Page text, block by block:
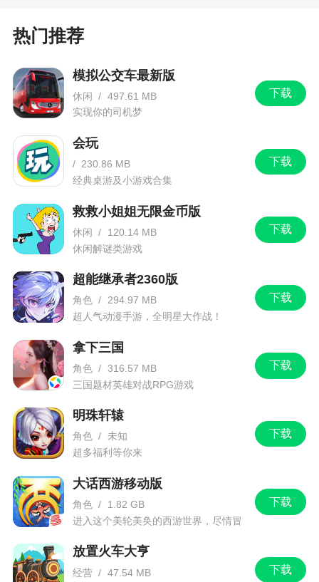
专访米其林大厨，与凯伍德一起探索奇妙美食
之旅
一场名为“大厨与大胃的美食奇遇”的天猫直播在
苏州旺山研发中心正式上演。米其林二星主厨
Raymond Blanc，以及知名吃播女博主@大胃王朵
一 ，现身活动现场并联手下厨。让大师与吃播界知
名博主强强联手，实现跨界合作的正是在欧洲享负
盛名的凯伍德Kenwood品牌。
热门推荐
下载
模拟公交车最新版
休闲 / 497.61 MB
实现你的司机梦
下载
会玩
/ 230.86 MB
经典桌游及小游戏合集
下载
救救小姐姐无限金币版
休闲 /
120.14 MB
休闲解谜类游戏
下载
超能继承者2360版
角色 / 294.97 MB
超人气动漫手游，全明星大作战！
下载
拿下三国
角色 / 316.57 MB
三国题材英雄对战RPG游戏
下载
明珠轩辕
角色 / 未知
超多福利等你来
下载
大话西游移动版
角色 /
1.82 GB
进入这个美轮美奂的西游世界，尽情冒
下载
放置火车大亨
经营 / 47.54 MB